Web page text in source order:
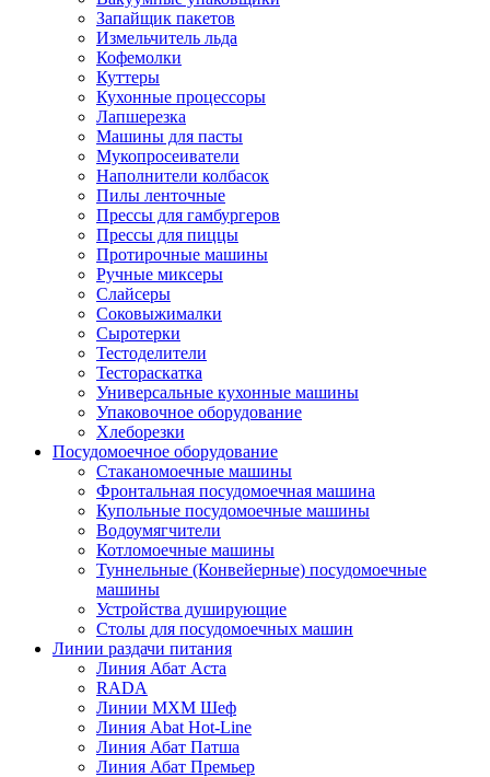
Запайщик пакетов
Измельчитель льда
Кофемолки
Куттеры
Кухонные процессоры
Лапшерезка
Машины для пасты
Мукопросеиватели
Наполнители колбасок
Пилы ленточные
Прессы для гамбургеров
Прессы для пиццы
Протирочные машины
Ручные миксеры
Слайсеры
Соковыжималки
Сыротерки
Тестоделители
Тестораскатка
Универсальные кухонные машины
Упаковочное оборудование
Хлеборезки
Посудомоечное оборудование
Стаканомоечные машины
Фронтальная посудомоечная машина
Купольные посудомоечные машины
Водоумягчители
Котломоечные машины
Туннельные (Конвейерные) посудомоечные
машины
Устройства душирующие
Столы для посудомоечных машин
Линии раздачи питания
Линия Абат Аста
RADA
Линии МХМ Шеф
Линия Abat Hot-Line
Линия Абат Патша
Линия Абат Премьер